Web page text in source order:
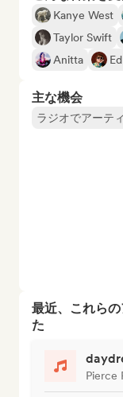
Kanye West
Taylor Swift
Anitta
主な機会
ラジオでアーテ
最近、これら
た
Pierce